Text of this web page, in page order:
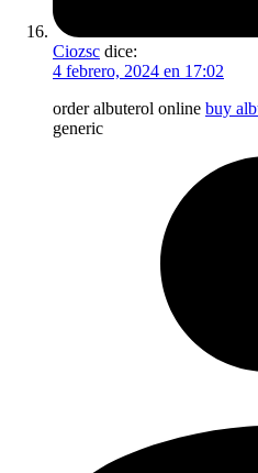
Ciozsc dice:
4 febrero, 2024 en 17:02
order albuterol online buy
generic